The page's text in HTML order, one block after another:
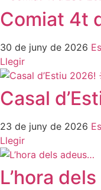
Comiat 4t
30 de juny de 2026
Llegir
Casal
23 de juny de 2026
Llegir
L’hora